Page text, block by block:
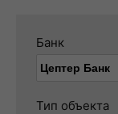
Банк
Тип объекта